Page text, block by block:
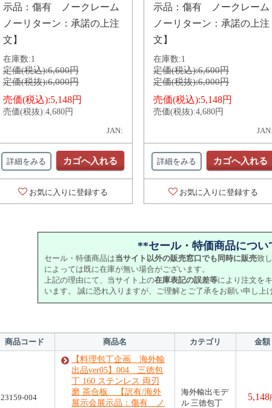
示品：傷有 ノークレーム
ノーリターン：承諾の上注
文】
在庫数:1
定価(税込):6,600円
定価(税抜):6,000円
売価(税込):5,148円
売価(税抜):4,680円
JAN:
詳細をみる カゴへ入れる
お気に入りに登録する
示品：傷有 ノークレーム
ノーリターン：承諾の上注
文】
在庫数:1
定価(税込):6,600円
定価(税抜):6,000円
売価(税込):5,148円
売価(税抜):4,680円
JAN:
詳細をみる カゴへ入れる
お気に入りに登録する
**セール・特価商品につ
セール・特価商品は当サイト以外の販売窓口でも同時に販売致
によっては既に在庫が無い場合がございます。
上記の理由にて、当サイト上の在庫表記の誤差等により注文を
います。 誠に恐れ入りますが、ご理解とご了承をお願い申し上
商品コード 商品名 カテゴリ 金額
23159-004
【料理包丁企画 海外輸
出品ver05】004 三徳包
丁 160 ステンレス 両刃
磨 茶合板 【訳有/海外
展示会展示品：傷有 ノ
海外輸出モデ
ル 三徳包丁
5,148